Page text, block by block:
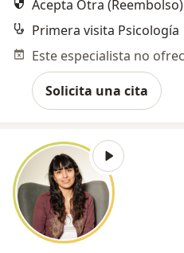
Acepta Otra (Reembolso)
Primera visita Psicología
Solicita una cita